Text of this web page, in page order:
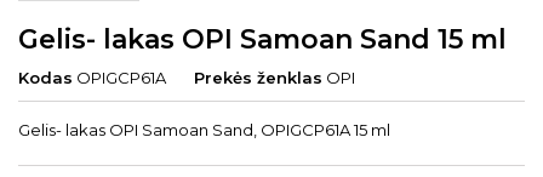
Gelis- lakas OPI Samoan Sand 15 ml
Kodas OPIGCP61A Prekės ženklas OPI
Gelis- lakas OPI Samoan Sand, OPIGCP61A 15 ml